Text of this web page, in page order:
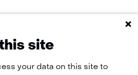
site
your data on this site to